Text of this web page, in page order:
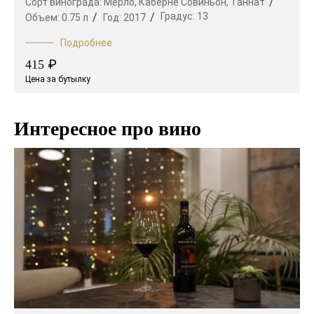
Объем: 0.75 л Год: 2017 Градус: 13
Подробнее
415 ₽
Цена за бутылку
Интересное про вино